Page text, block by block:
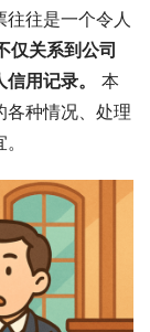
往是一个令人
仅关系到公司
用记录。
本
各种情况、处理